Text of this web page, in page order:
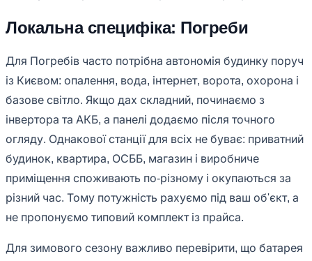
Локальна специфіка: Погреби
Для Погребів часто потрібна автономія будинку поруч
із Києвом: опалення, вода, інтернет, ворота, охорона і
базове світло. Якщо дах складний, починаємо з
інвертора та АКБ, а панелі додаємо після точного
огляду. Однакової станції для всіх не буває: приватний
будинок, квартира, ОСББ, магазин і виробниче
приміщення споживають по-різному і окупаються за
різний час. Тому потужність рахуємо під ваш об'єкт, а
не пропонуємо типовий комплект із прайса.
Для зимового сезону важливо перевірити, що батарея